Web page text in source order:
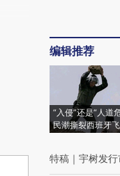
编辑推荐
“入侵”还是“人道
民潮撕裂西班牙
特稿 ｜ 宇树发